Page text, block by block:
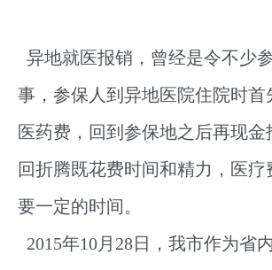
异地就医报销，曾经是令不少
事，参保人到异地医院住院时首
医药费，回到参保地之后再现金
回折腾既花费时间和精力，医疗
要一定的时间。
2015年10月28日，我市作为省